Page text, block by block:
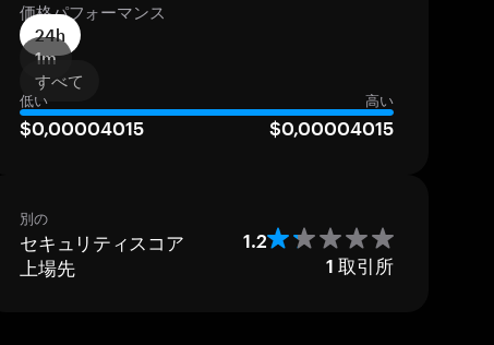
価格パフォーマンス
24h
1m
すべて
低い 高い
$0,00004015 $0,00004015
別の
セキュリティスコア 1.2
上場先 1 取引所